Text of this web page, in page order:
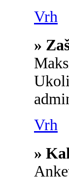
Vrh
»
Vrh
»